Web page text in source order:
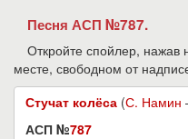
Песня АСП №787.
Откройте спойлер, нажав
месте, свободном от
Стучат колёса (С. Намин
АСП №787